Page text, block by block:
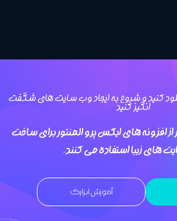
را دانلود کنید و شروع به ایجاد وب سایت های شگفت
انگیز کنید
از افزونه های ایکس پرو المنتور برای ساخت
های زیبا استفاده می کنند.
آموزش ابزارک